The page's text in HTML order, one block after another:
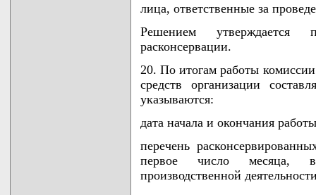
лица, ответственные за
Решением
расконсервации.
20. По итогам работы
средств организации
указываются:
дата начала и окончания
перечень
первое число месяца, в
производственной